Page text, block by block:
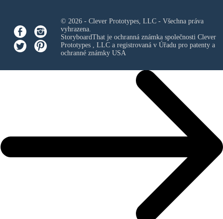
© 2026 - Clever Prototypes, LLC - Všechna práva
vyhrazena.
StoryboardThat je ochranná známka společnosti Clever
Prototypes , LLCa registrovaná v Úřadu pro patenty a
ochranné známky USA